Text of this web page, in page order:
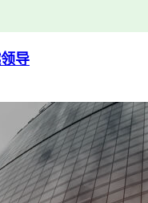
导